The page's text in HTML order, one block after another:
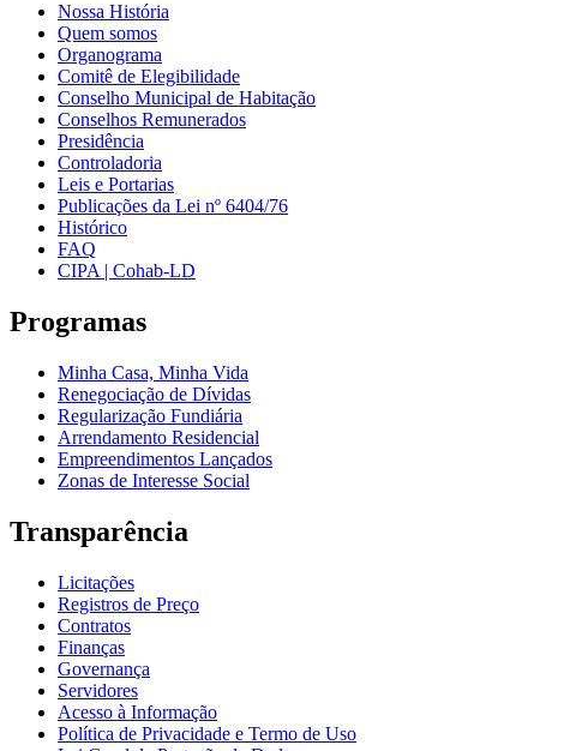
Nossa História
Quem somos
Organograma
Comitê de Elegibilidade
Conselho Municipal de Habitação
Conselhos Remunerados
Presidência
Controladoria
Leis e Portarias
Publicações da Lei nº 6404/76
Histórico
FAQ
CIPA | Cohab-LD
Programas
Minha Casa, Minha Vida
Renegociação de Dívidas
Regularização Fundiária
Arrendamento Residencial
Empreendimentos Lançados
Zonas de Interesse Social
Transparência
Licitações
Registros de Preço
Contratos
Finanças
Governança
Servidores
Acesso à Informação
Política de Privacidade e Termo de Uso